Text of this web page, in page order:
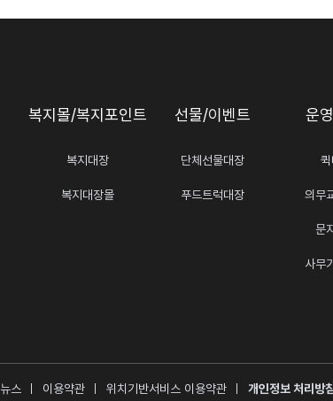
복지몰/복지포인트
복지대장
복지대장몰
선물/이벤트
단체선물대장
푸드트럭대장
운
의무
문
사무
뉴스 이용약관 위치기반서비스 이용약관 개인정보 처리방